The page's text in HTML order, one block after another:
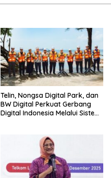
Telin, Nongsa Digital Park, dan
BW Digital Perkuat Gerbang
Digital Indonesia Melalui Sistem